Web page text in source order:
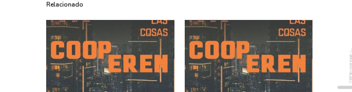
Relacionado